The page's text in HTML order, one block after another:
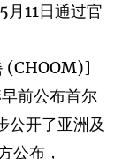
11日通过官
(CHOOM)]
前公布首尔
公开了亚洲及
公布，